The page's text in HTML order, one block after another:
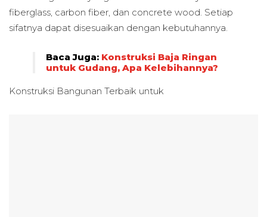
fiberglass, carbon fiber, dan concrete wood. Setiap
sifatnya dapat disesuaikan dengan kebutuhannya.
Baca Juga: Konstruksi Baja Ringan
untuk Gudang, Apa Kelebihannya?
Konstruksi Bangunan Terbaik untuk